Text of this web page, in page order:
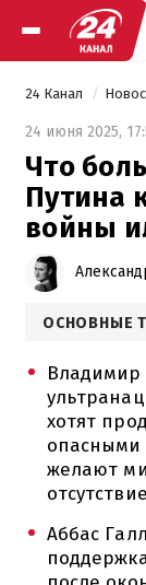
24 Канал
24 июня 2025,
Что
Путина
войны
ОСНОВНЫЕ
Владимир
хотят
опасными
желают
Аббас